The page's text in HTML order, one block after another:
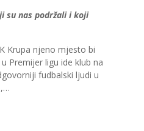
su nas podržali i koji
Krupa njeno mjesto bi
Premijer ligu ide klub na
fudbalski ljudi u